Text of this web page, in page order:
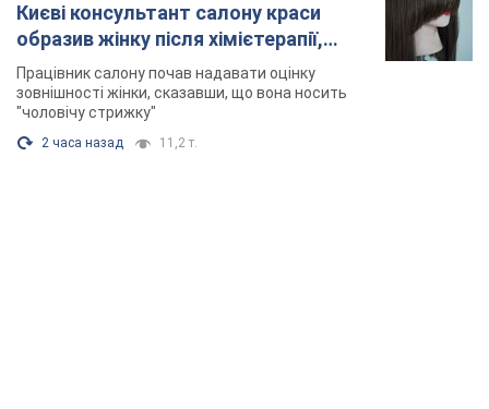
Києві консультант салону краси
образив жінку після хімієтерапії,
розгорівся скандал. Фото
Працівник салону почав надавати оцінку
зовнішності жінки, сказавши, що вона носить
"чоловічу стрижку"
2 часа назад 11,2 т.